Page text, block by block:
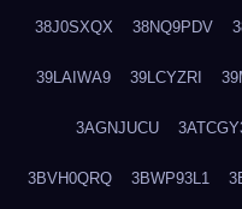
38J0SXQX 38NQ9PDV
39LAIWA9 39LCYZRI
3AGNJUCU
3BVH0QRQ 3BWP93L1